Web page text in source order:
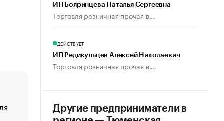
«От спорта тело стареет иначе». Как живет глава
создавшей GTA
ИП Бояринцева Наталья Сергеевна
Торговля розничная прочая в...
ДЕЙСТВУЕТ
ИП Редикульцев Алексей Николаевич
Торговля розничная прочая в...
Другие предприниматели в